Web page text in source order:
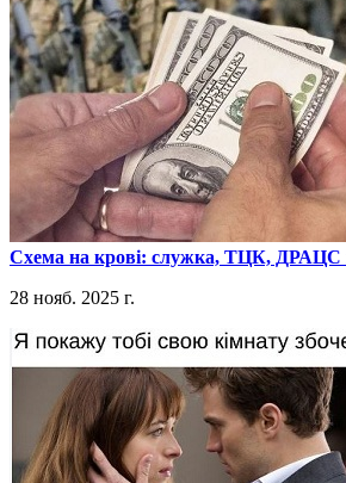
​Схема на крові: служка, ТЦК, ДРАЦС
28 нояб. 2025 г.